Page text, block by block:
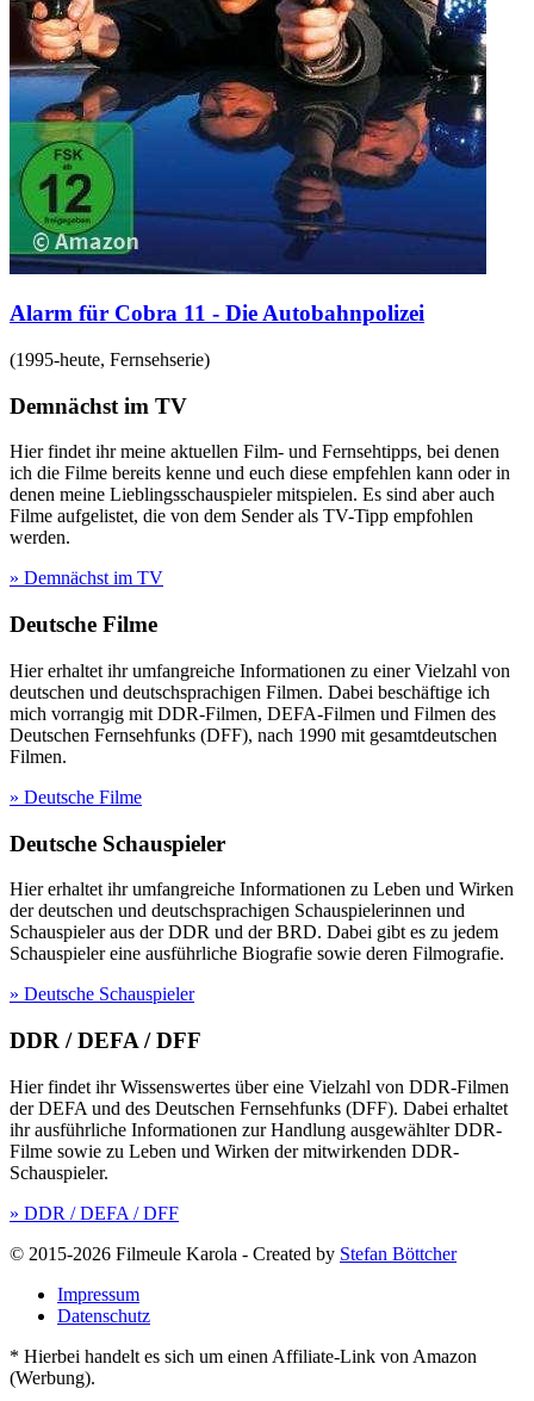
Alarm für Cobra 11 - Die Autobahnpolizei
(1995-heute, Fernsehserie)
Demnächst im TV
Hier findet ihr meine aktuellen Film- und Fernsehtipps, bei denen
ich die Filme bereits kenne und euch diese empfehlen kann oder in
denen meine Lieblingsschauspieler mitspielen. Es sind aber auch
Filme aufgelistet, die von dem Sender als TV-Tipp empfohlen
werden.
» Demnächst im TV
Deutsche Filme
Hier erhaltet ihr umfangreiche Informationen zu einer Vielzahl von
deutschen und deutschsprachigen Filmen. Dabei beschäftige ich
mich vorrangig mit DDR-Filmen, DEFA-Filmen und Filmen des
Deutschen Fernsehfunks (DFF), nach 1990 mit gesamtdeutschen
Filmen.
» Deutsche Filme
Deutsche Schauspieler
Hier erhaltet ihr umfangreiche Informationen zu Leben und Wirken
der deutschen und deutschsprachigen Schauspielerinnen und
Schauspieler aus der DDR und der BRD. Dabei gibt es zu jedem
Schauspieler eine ausführliche Biografie sowie deren Filmografie.
» Deutsche Schauspieler
DDR / DEFA / DFF
Hier findet ihr Wissenswertes über eine Vielzahl von DDR-Filmen
der DEFA und des Deutschen Fernsehfunks (DFF). Dabei erhaltet
ihr ausführliche Informationen zur Handlung ausgewählter DDR-
Filme sowie zu Leben und Wirken der mitwirkenden DDR-
Schauspieler.
» DDR / DEFA / DFF
© 2015-2026 Filmeule Karola - Created by Stefan Böttcher
Impressum
Datenschutz
* Hierbei handelt es sich um einen Affiliate-Link von Amazon
(Werbung).